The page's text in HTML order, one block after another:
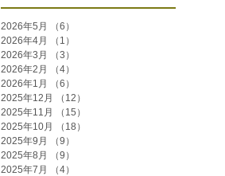
2026年5月 （6）
2026年4月
（1）
2026年3月
（3）
2026年2月
（4）
2026年1月
（6）
2025年12月
（12）
2025年11月
（15）
2025年10月
（18）
2025年9月
（9）
2025年8月
（9）
2025年7月
（4）